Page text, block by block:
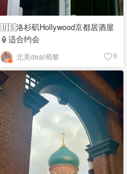
🇺🇸洛杉矶Hollywood京都居酒屋
🏮适合约会
北美deal蜀黎 6